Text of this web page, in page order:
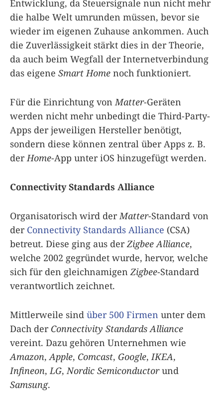
Entwicklung, da Steuersignale nun nicht mehr
die halbe Welt umrunden müssen, bevor sie
wieder im eigenen Zuhause ankommen. Auch
die Zuverlässigkeit stärkt dies in der Theorie,
da auch beim Wegfall der Internetverbindung
das eigene Smart Home noch funktioniert.
Für die Einrichtung von Matter-Geräten
werden nicht mehr unbedingt die Third-Party-
Apps der jeweiligen Hersteller benötigt,
sondern diese können zentral über Apps z. B.
der Home-App unter iOS hinzugefügt werden.
Connectivity Standards Alliance
Organisatorisch wird der Matter-Standard von
der Connectivity Standards Alliance (CSA)
betreut. Diese ging aus derZigbee Alliance,
welche 2002 gegründet wurde, hervor, welche
sich für den gleichnamigen Zigbee-Standard
verantwortlich zeichnet.
Mittlerweile sind über 500 Firmen unter dem
Dach der Connectivity Standards Alliance
vereint. Dazu gehören Unternehmen wie
Amazon, Apple, Comcast, Google, IKEA,
Infineon, LG, Nordic Semiconductorund
Samsung.